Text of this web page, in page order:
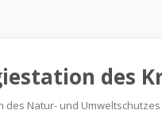
des
des Natur- und